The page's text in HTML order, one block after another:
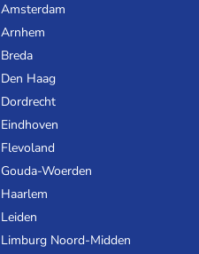
Amsterdam
Arnhem
Breda
Den Haag
Dordrecht
Eindhoven
Flevoland
Gouda-Woerden
Haarlem
Leiden
Limburg Noord-Midden